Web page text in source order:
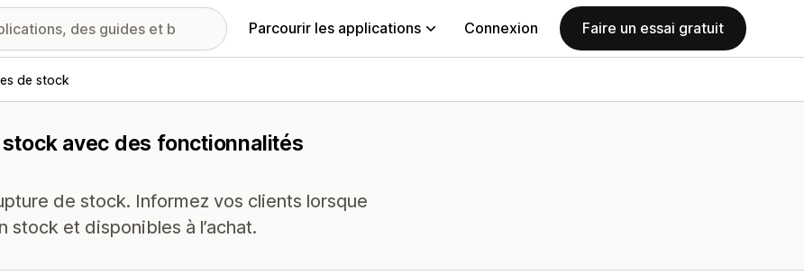
Parcourir les applications Connexion Faire un essai gratuit
de stock
avec des fonctionnalités
de stock. Informez vos clients lorsque
et disponibles à l’achat.